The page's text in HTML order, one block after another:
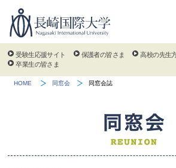
受験生応援サイト 保護者の皆さま 高校の先生
卒業生の皆さま
HOME 同窓会 同窓会誌